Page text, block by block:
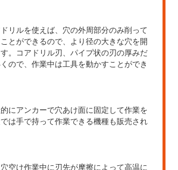
リルを使えば、穴の外周部分のみ削って
とができるので、より径の大きな穴を開
。コアドリル刃、パイプ状の刃の厚みだ
ので、作業中は工具を動かすことができ
にアンカーで穴あけ面に固定して作業を
は手で持って作業できる機種も販売され
空け作業中に刃先が摩擦によって高温に